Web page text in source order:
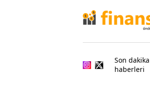
Son
haberleri